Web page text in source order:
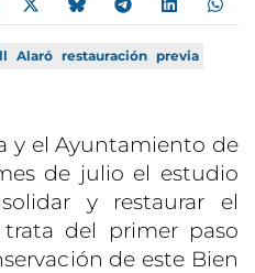
Alaró restauración previa
y el Ayuntamiento de
de julio el estudio
y restaurar el
del primer paso
de este Bien